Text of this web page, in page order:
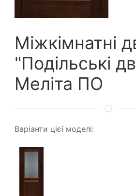
Міжкімнатні
"Подільські
Меліта ПО
Варіанти цієї моделі: